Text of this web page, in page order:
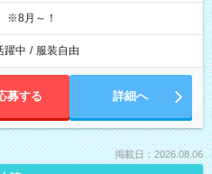
※8月～！
躍中 / 服装自由
募する 詳細へ
掲載日：2026.08.06